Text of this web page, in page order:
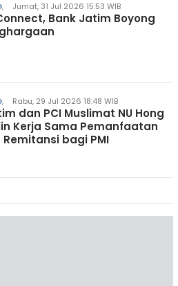
, Jumat, 31 Jul 2026 15:53 WIB
Bank Jatim Boyong
, Rabu, 29 Jul 2026 18:48 WIB
dan PCI Muslimat NU Hong
Kerja Sama Pemanfaatan
Remitansi bagi PMI